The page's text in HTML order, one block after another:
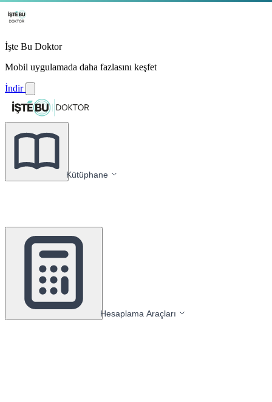
İşte Bu Doktor
Mobil uygulamada daha fazlasını keşfet
İndir
Kütüphane
Hesaplama Araçları